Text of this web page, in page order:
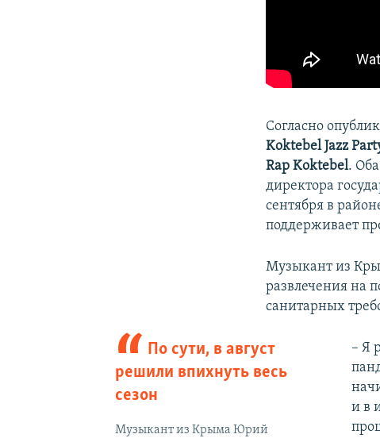
Согласно
Koktebel Jazz
Rap Koktebel.
директора
сентября в
поддерживает
Музыкант из
развлечения на
санитарных
По сути, в август
решили впихнуть весь
сезон
Музыкант из Крыма Юрий
– Я
и в